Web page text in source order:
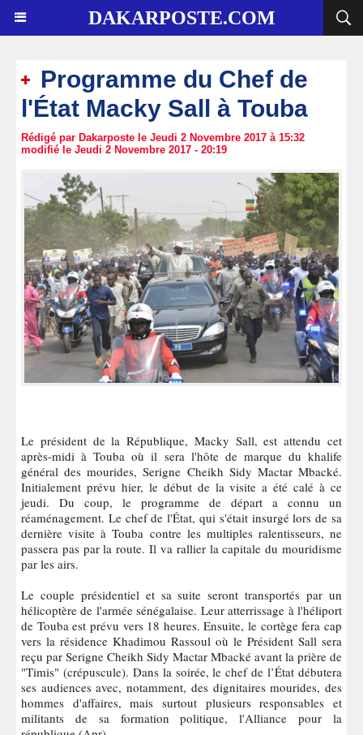
DAKARPOSTE.COM
Programme du Chef de
l'État Macky Sall à Touba
Rédigé par Dakarposte le Jeudi 2 Novembre 2017 à 15:32
modifié le Jeudi 2 Novembre 2017 - 20:19
Le président de la République, Macky Sall, est attendu cet
après-midi à Touba où il sera l'hôte de marque du khalife
général des mourides, Serigne Cheikh Sidy Mactar Mbacké.
Initialement prévu hier, le début de la visite a été calé à ce
jeudi. Du coup, le programme de départ a connu un
réaménagement. Le chef de l'État, qui s'était insurgé lors de sa
dernière visite à Touba contre les multiples ralentisseurs, ne
passera pas par la route. Il va rallier la capitale du mouridisme
par les airs.
Le couple présidentiel et sa suite seront transportés par un
hélicoptère de l'armée sénégalaise. Leur atterrissage à l'héliport
de Touba est prévu vers 18 heures. Ensuite, le cortège fera cap
vers la résidence Khadimou Rassoul où le Président Sall sera
reçu par Serigne Cheikh Sidy Mactar Mbacké avant la prière de
"Timis" (crépuscule). Dans la soirée, le chef de l’État débutera
ses audiences avec, notamment, des dignitaires mourides, des
hommes d'affaires, mais surtout plusieurs responsables et
militants de sa formation politique, l'Alliance pour la